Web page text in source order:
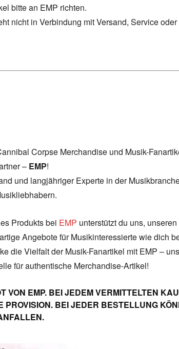
bitte an EMP richten.
nicht in Verbindung mit Versand, Service
Corpse Merchandise und Musik-
– EMP!
und langjähriger Experte in der
Produkts bei EMP unterstützt du uns,
Angebote für Musikinteressierte wie dich
die Vielfalt der Musik-Fanartikel mit EMP –
für authentische Merchandise-Artikel!
VON EMP. BEI JEDEM VERMITTELTEN
PROVISION. BEI JEDER BESTELLUNG